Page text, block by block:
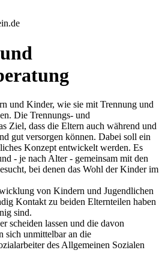
und Kinder, wie sie mit Trennung und
Die Trennungs- und
Ziel, dass die Eltern auch während und
gut versorgen können. Dabei soll ein
Konzept entwickelt werden. Es
- je nach Alter - gemeinsam mit den
bei denen das Wohl der Kinder im
von Kindern und Jugendlichen
Kontakt zu beiden Elternteilen haben
sind.
scheiden lassen und die davon
sich unmittelbar an die
des Allgemeinen Sozialen